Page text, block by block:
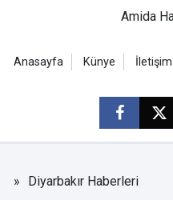
Amida
Anasayfa Künye İletişim
Diyarbakır Haberleri